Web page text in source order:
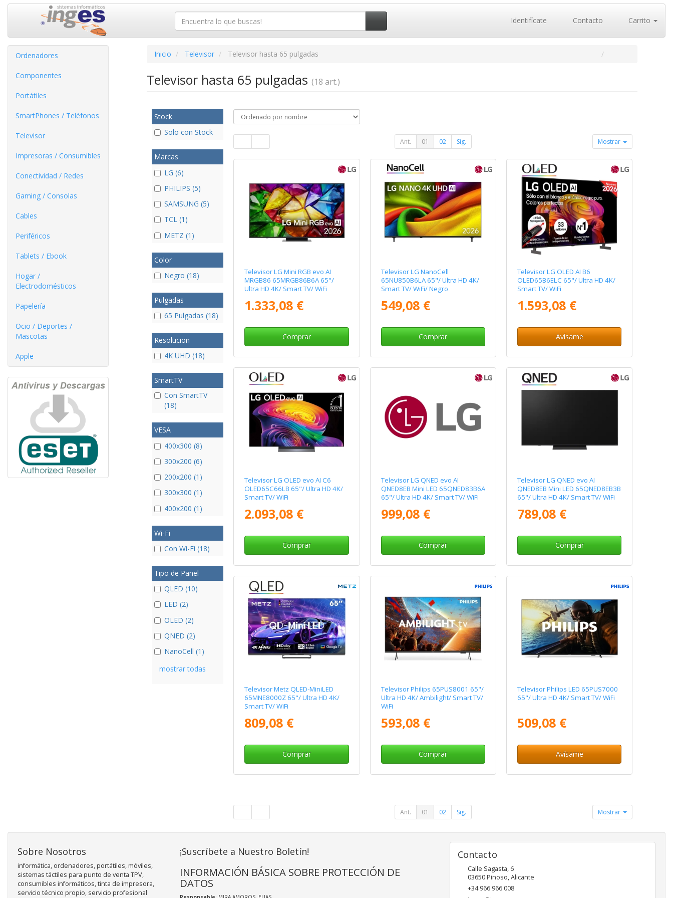
Identifícate Contacto Carrito
Ordenadores
Componentes
Portátiles
SmartPhones / Teléfonos
Televisor
Impresoras / Consumibles
Conectividad / Redes
Gaming / Consolas
Cables
Periféricos
Tablets / Ebook
Hogar /
Electrodomésticos
Papelería
Ocio / Deportes /
Mascotas
Apple
Inicio Televisor Televisor hasta 65 pulgadas
Televisor hasta 65 pulgadas (18 art.)
Stock
Solo con Stock
Marcas
LG (6)
PHILIPS (5)
SAMSUNG (5)
TCL (1)
METZ (1)
Color
Negro (18)
Pulgadas
65 Pulgadas (18)
Resolucion
4K UHD (18)
SmartTV
Con SmartTV
(18)
VESA
400x300 (8)
300x200 (6)
200x200 (1)
300x300 (1)
400x200 (1)
Wi-Fi
Con Wi-Fi (18)
Tipo de Panel
QLED (10)
LED (2)
OLED (2)
QNED (2)
NanoCell (1)
mostrar todas
Ant. 01 02 Sig. Mostrar
Televisor LG Mini RGB evo AI
MRGB86 65MRGB86B6A 65"/
Ultra HD 4K/ Smart TV/ WiFi
1.333,08 €
Comprar
Televisor LG NanoCell
65NU850B6LA 65"/ Ultra HD 4K/
Smart TV/ WiFi/ Negro
549,08 €
Comprar
Televisor LG OLED AI B6
OLED65B6ELC 65"/ Ultra HD 4K/
Smart TV/ WiFi
1.593,08 €
Avísame
Televisor LG OLED evo AI C6
OLED65C66LB 65"/ Ultra HD 4K/
Smart TV/ WiFi
2.093,08 €
Comprar
Televisor LG QNED evo AI
QNED8EB Mini LED 65QNED83B6A
65"/ Ultra HD 4K/ Smart TV/ WiFi
999,08 €
Comprar
Televisor LG QNED evo AI
QNED8EB Mini LED 65QNED8EB3B
65"/ Ultra HD 4K/ Smart TV/ WiFi
789,08 €
Comprar
Televisor Metz QLED-MiniLED
65MNE8000Z 65"/ Ultra HD 4K/
Smart TV/ WiFi
809,08 €
Comprar
Televisor Philips 65PUS8001 65"/
Ultra HD 4K/ Ambilight/ Smart TV/
WiFi
593,08 €
Comprar
Televisor Philips LED 65PUS7000
65"/ Ultra HD 4K/ Smart TV/ WiFi
509,08 €
Avísame
Ant. 01 02 Sig. Mostrar
Sobre Nosotros
informática, ordenadores, portátiles, móviles,
sistemas táctiles para punto de venta TPV,
consumibles informáticos, tinta de impresora,
servicio técnico propio, servicio profesional
¡Suscríbete a Nuestro Boletín!
INFORMACIÓN BÁSICA SOBRE PROTECCIÓN DE
DATOS
Contacto
Calle Sagasta, 6
03650Pinoso,Alicante
+34 966 966 008